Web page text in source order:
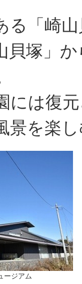
る「崎
貝塚」
には復
景を楽
ージアム